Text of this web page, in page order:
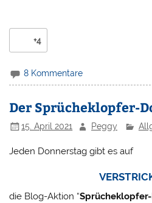
+4
8 Kommentare
Der Sprücheklopfer-
15. April 2021 Peggy
Jeden Donnerstag gibt es auf
die Blog-Aktion “